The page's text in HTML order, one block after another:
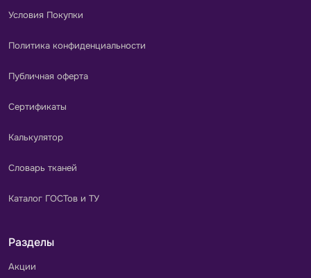
Условия Покупки
Политика конфиденциальности
Публичная оферта
Сертификаты
Калькулятор
Словарь тканей
Каталог ГОСТов и ТУ
Разделы
Акции